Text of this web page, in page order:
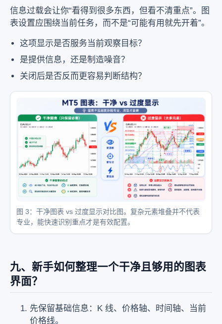
信息过载会让你“看得到很多东西，但看不清重点”。图
表设置应围绕当前任务，而不是“可能有用就先开着”。
这项显示是否服务当前观察目标？
是提供信息，还是制造噪音？
关闭后是否反而更容易判断结构？
图 3：干净图表 vs 过度显示对比图。复杂元素堆叠并不代表
专业，能快速识别重点才是有效配置。
九、新手如何整理一个干净且够用的图表
界面？
先保留基础信息：K 线、价格轴、时间轴、当前
价格线。